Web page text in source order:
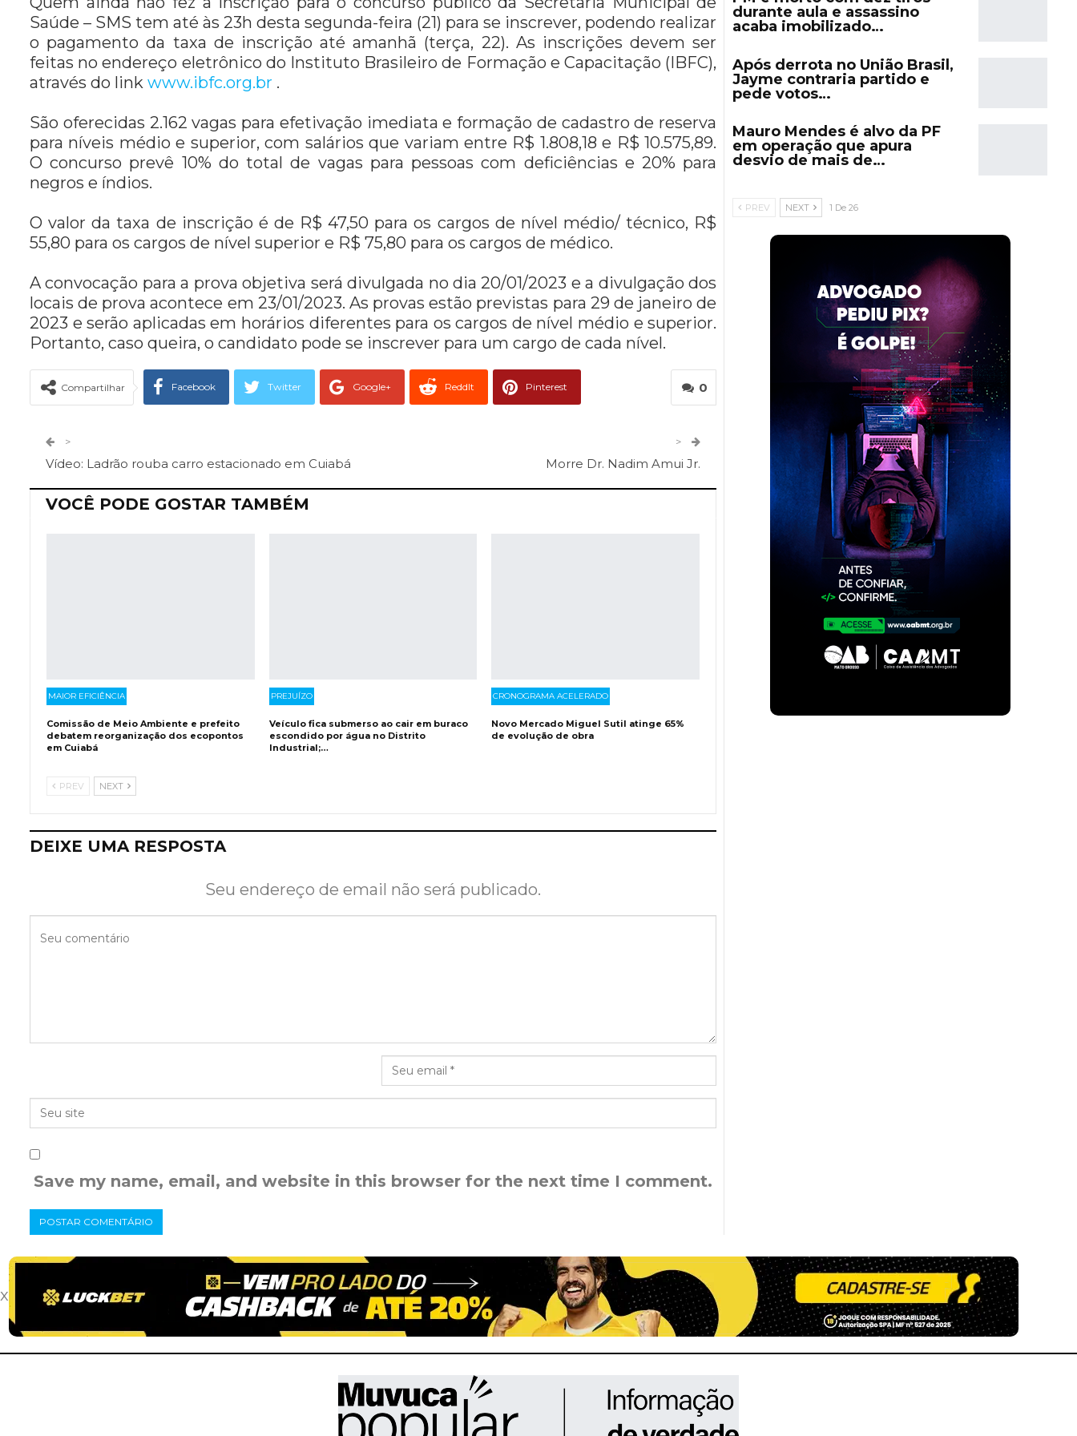
Saúde – SMS tem até às 23h desta segunda-feira (21) para se inscrever, podendo realizar
o pagamento da taxa de inscrição até amanhã (terça, 22). As inscrições devem ser
feitas no endereço eletrônico do Instituto Brasileiro de Formação e Capacitação (IBFC),
através do link www.ibfc.org.br .
São oferecidas 2.162 vagas para efetivação imediata e formação de cadastro de reserva
para níveis médio e superior, com salários que variam entre R$ 1.808,18 e R$ 10.575,89.
O concurso prevê 10% do total de vagas para pessoas com deficiências e 20% para
negros e índios.
O valor da taxa de inscrição é de R$ 47,50 para os cargos de nível médio/ técnico, R$
55,80 para os cargos de nível superior e R$ 75,80 para os cargos de médico.
A convocação para a prova objetiva será divulgada no dia 20/01/2023 e a divulgação dos
locais de prova acontece em 23/01/2023. As provas estão previstas para 29 de janeiro de
2023 e serão aplicadas em horários diferentes para os cargos de nível médio e superior.
Portanto, caso queira, o candidato pode se inscrever para um cargo de cada nível.
0
Compartilhar Facebook Twitter Google+ ReddIt Pinterest
>
Vídeo: Ladrão rouba carro estacionado em Cuiabá
>
Morre Dr. Nadim Amui Jr.
VOCÊ PODE GOSTAR TAMBÉM
MAIOR EFICIÊNCIA
Comissão de Meio Ambiente e prefeito
debatem reorganização dos ecopontos
em Cuiabá
PREJUÍZO
Veículo fica submerso ao cair em buraco
escondido por água no Distrito
Industrial;…
CRONOGRAMA ACELERADO
Novo Mercado Miguel Sutil atinge 65%
de evolução de obra
PREV NEXT
DEIXE UMA RESPOSTA
Seu endereço de email não será publicado.
Save my name, email, and website in this browser for the next time I comment.
durante aula e assassino
acaba imobilizado…
Após derrota no União Brasil,
Jayme contraria partido e
pede votos…
Mauro Mendes é alvo da PF
em operação que apura
desvio de mais de…
PREV NEXT 1 De 26
x